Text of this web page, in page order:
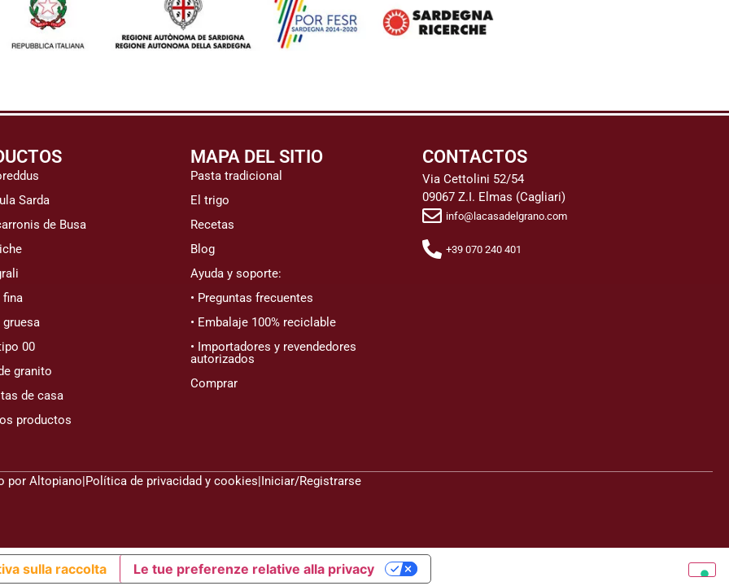
Sarda
de Busa
fina
00
granito
de casa
productos
MAPA DEL SITIO
Pasta tradicional
El trigo
Recetas
Blog
Ayuda y soporte:
• Preguntas frecuentes
• Embalaje 100% reciclable
• Importadores y revendedores
autorizados
Comprar
CONTACTOS
Via Cettolini 52/54
09067 Z.I. Elmas (Cagliari)
info@lacasadelgrano.com
+39 070 240 401
por Altopiano|Política de privacidad y cookies|Iniciar/Registrarse
sulla raccolta Le tue preferenze relative alla privacy